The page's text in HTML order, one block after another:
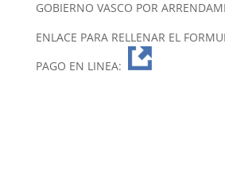
GOBIERNO VASCO POR
ENLACE PARA RELLENAR EL
PAGO EN LINEA: